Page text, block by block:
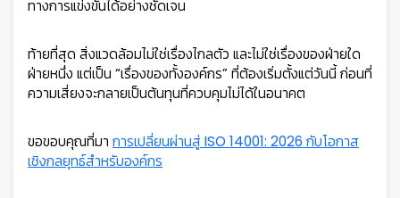
ทางการแข่งขันได้อย่างชัดเจน
ท้ายที่สุด สิ่งแวดล้อมไม่ใช่เรื่องไกลตัว และไม่ใช่เรื่องของฝ่ายใด
ฝ่ายหนึ่ง แต่เป็น “เรื่องของทั้งองค์กร” ที่ต้องเริ่มตั้งแต่วันนี้ ก่อนที่
ความเสี่ยงจะกลายเป็นต้นทุนที่ควบคุมไม่ได้ในอนาคต
ขอขอบคุณที่มา การเปลี่ยนผ่านสู่ ISO 14001: 2026 กับโอกาส
เชิงกลยุทธ์สำหรับองค์กร